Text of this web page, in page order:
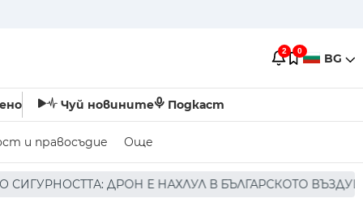
2 0 BG
Чуй новините Подкаст
и правосъдие Още
В БЪЛГАРСКОТО ВЪЗДУШНО ПРОСТРАНСТВО